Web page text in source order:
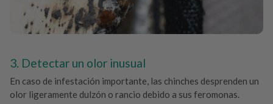
3. Detectar un olor inusual
En caso de infestación importante, las chinches desprenden un
olor ligeramente dulzón o rancio debido a sus feromonas.